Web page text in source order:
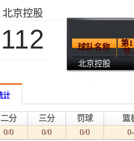
北京控股
112 球队名称
第1
节
北京控股
计
二分 三分 罚球
篮
0/0 0/0 0/0